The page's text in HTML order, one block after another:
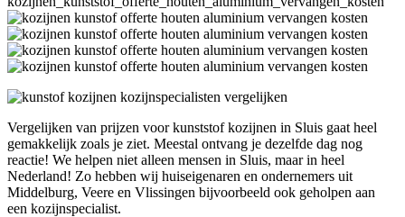
Vergelijken van prijzen voor kunststof kozijnen in Sluis gaat heel
gemakkelijk zoals je ziet. Meestal ontvang je dezelfde dag nog
reactie! We helpen niet alleen mensen in Sluis, maar in heel
Nederland! Zo hebben wij huiseigenaren en ondernemers uit
Middelburg, Veere en Vlissingen bijvoorbeeld ook geholpen aan
een kozijnspecialist.